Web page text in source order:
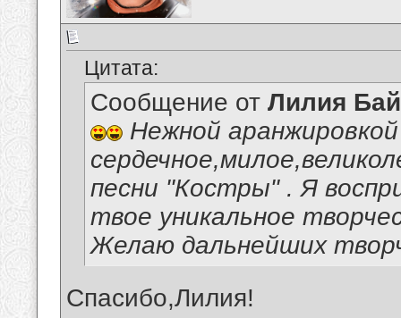
Цитата:
Сообщение от Лилия
Нежной
песни "Костры" . Я
твое уникальное
Желаю дальнейших
Спасибо,Лилия!